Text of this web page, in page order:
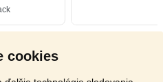
cookies